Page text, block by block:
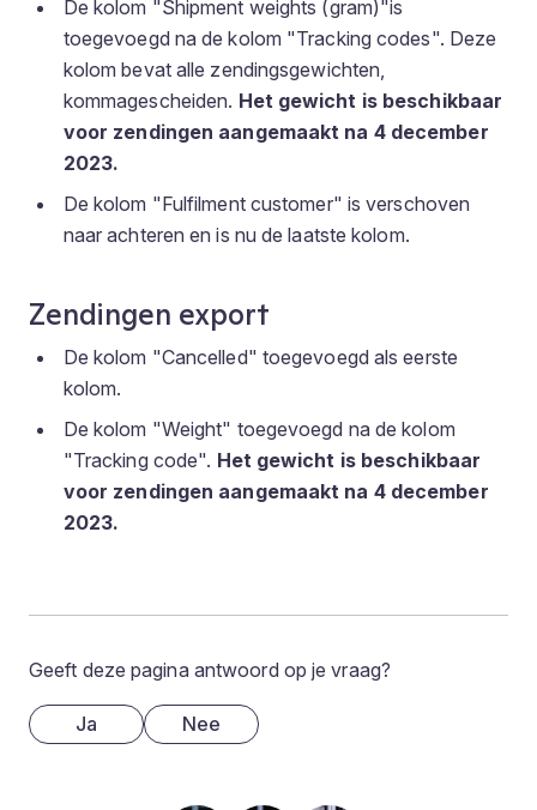
De kolom "Shipment weights (gram)"is
toegevoegd na de kolom "Tracking codes". Deze
kolom bevat alle zendingsgewichten,
kommagescheiden. Het gewicht is beschikbaar
voor zendingen aangemaakt na 4 december
2023.
De kolom "Fulfilment customer" is verschoven
naar achteren en is nu de laatste kolom.
Zendingen export
De kolom "Cancelled" toegevoegd als eerste
kolom.
De kolom "Weight" toegevoegd na de kolom
"Tracking code". Het gewicht is beschikbaar
voor zendingen aangemaakt na 4 december
2023.
Geeft deze pagina antwoord op je vraag?
Ja Nee